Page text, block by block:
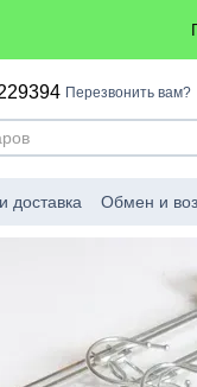
Перезвонить вам?
доставка Обмен и